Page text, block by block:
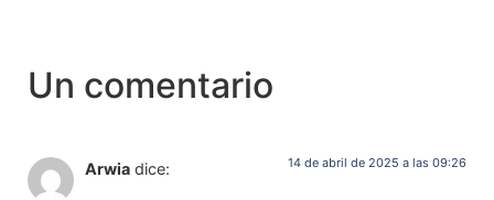
Un comentario
Arwia dice: 14 de abril de 2025 a las 09:26